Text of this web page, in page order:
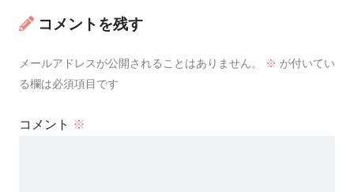
コメントを残す
メールアドレスが公開されることはありません。 ※ が付いてい
る欄は必須項目です
コメント ※